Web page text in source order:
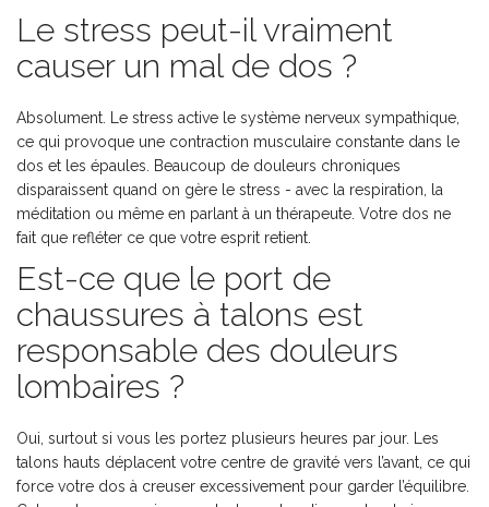
Le stress peut-il vraiment
causer un mal de dos ?
Absolument. Le stress active le système nerveux sympathique,
ce qui provoque une contraction musculaire constante dans le
dos et les épaules. Beaucoup de douleurs chroniques
disparaissent quand on gère le stress - avec la respiration, la
méditation ou même en parlant à un thérapeute. Votre dos ne
fait que refléter ce que votre esprit retient.
Est-ce que le port de
chaussures à talons est
responsable des douleurs
lombaires ?
Oui, surtout si vous les portez plusieurs heures par jour. Les
talons hauts déplacent votre centre de gravité vers l’avant, ce qui
force votre dos à creuser excessivement pour garder l’équilibre.